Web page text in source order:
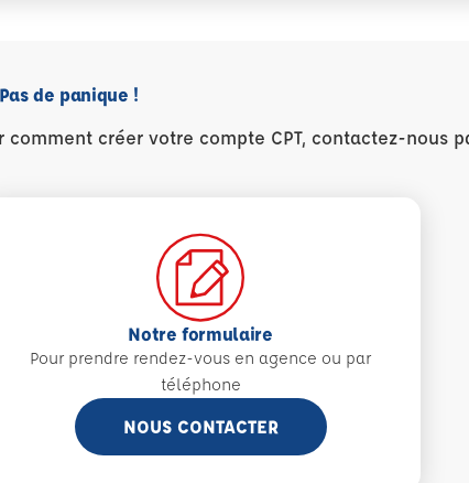
de panique !
créer votre compte CPT, contactez-nous
Notre formulaire
Pour prendre rendez-vous en agence ou par
téléphone
NOUS CONTACTER